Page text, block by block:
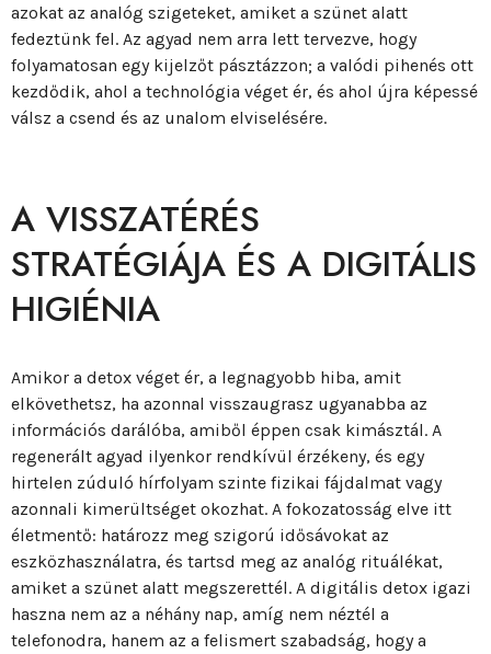
azokat az analóg szigeteket, amiket a szünet alatt
fedeztünk fel. Az agyad nem arra lett tervezve, hogy
folyamatosan egy kijelzőt pásztázzon; a valódi pihenés ott
kezdődik, ahol a technológia véget ér, és ahol újra képessé
válsz a csend és az unalom elviselésére.
A VISSZATÉRÉS
STRATÉGIÁJA ÉS A DIGITÁLIS
HIGIÉNIA
Amikor a detox véget ér, a legnagyobb hiba, amit
elkövethetsz, ha azonnal visszaugrasz ugyanabba az
információs darálóba, amiből éppen csak kimásztál. A
regenerált agyad ilyenkor rendkívül érzékeny, és egy
hirtelen zúduló hírfolyam szinte fizikai fájdalmat vagy
azonnali kimerültséget okozhat. A fokozatosság elve itt
életmentő: határozz meg szigorú idősávokat az
eszközhasználatra, és tartsd meg az analóg rituálékat,
amiket a szünet alatt megszerettél. A digitális detox igazi
haszna nem az a néhány nap, amíg nem néztél a
telefonodra, hanem az a felismert szabadság, hogy a